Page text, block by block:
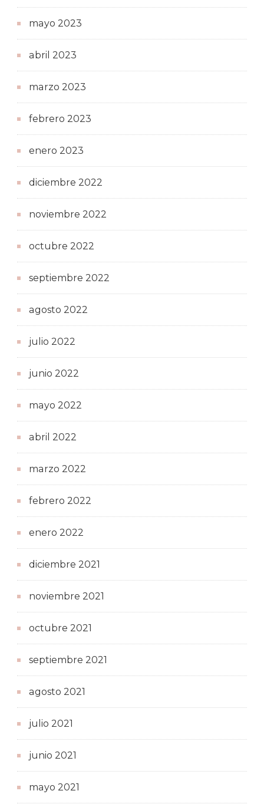
mayo 2023
abril 2023
marzo 2023
febrero 2023
enero 2023
diciembre 2022
noviembre 2022
octubre 2022
septiembre 2022
agosto 2022
julio 2022
junio 2022
mayo 2022
abril 2022
marzo 2022
febrero 2022
enero 2022
diciembre 2021
noviembre 2021
octubre 2021
septiembre 2021
agosto 2021
julio 2021
junio 2021
mayo 2021